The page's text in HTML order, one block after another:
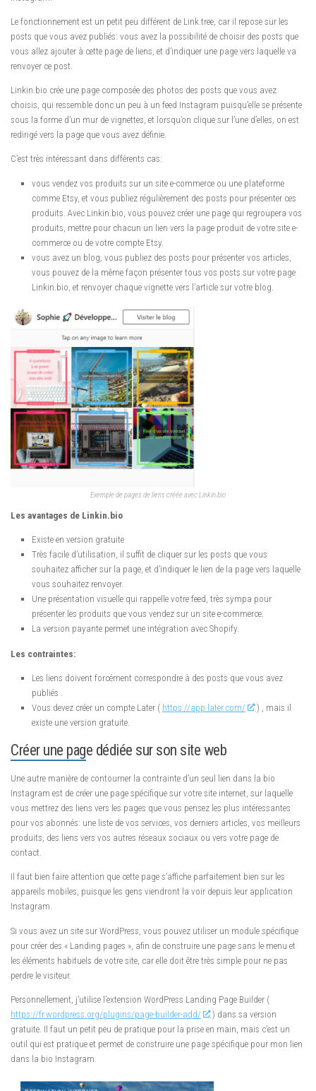
Le fonctionnement est un petit peu différent de Link.tree, car il repose sur les
posts que vous avez publiés: vous avez la possibilité de choisir des posts que
vous allez ajouter à cette page de liens, et d’indiquer une page vers laquelle va
renvoyer ce post.
Linkin.bio crée une page composée des photos des posts que vous avez
choisis, qui ressemble donc un peu à un feed Instagram puisqu’elle se présente
sous la forme d’un mur de vignettes, et lorsqu’on clique sur l’une d’elles, on est
redirigé vers la page que vous avez définie.
C’est très intéressant dans différents cas:
vous vendez vos produits sur un site e-commerce ou une plateforme
comme Etsy, et vous publiez régulièrement des posts pour présenter ces
produits. Avec Linkin.bio, vous pouvez créer une page qui regroupera vos
produits, mettre pour chacun un lien vers la page produit de votre site e-
commerce ou de votre compte Etsy.
vous avez un blog, vous publiez des posts pour présenter vos articles,
vous pouvez de la même façon présenter tous vos posts sur votre page
Linkin.bio, et renvoyer chaque vignette vers l’article sur votre blog.
Exemple de pages de liens créée avec Linkin.bio
Les avantages de Linkin.bio
Existe en version gratuite
Très facile d’utilisation, il suffit de cliquer sur les posts que vous
souhaitez afficher sur la page, et d’indiquer le lien de la page vers laquelle
vous souhaitez renvoyer.
Une présentation visuelle qui rappelle votre feed, très sympa pour
présenter les produits que vous vendez sur un site e-commerce.
La version payante permet une intégration avec Shopify.
Les contraintes:
Les liens doivent forcément correspondre à des posts que vous avez
publiés .
Vous devez créer un compte Later ( https://app.later.com/
) , mais il
existe une version gratuite.
Créer une page dédiée sur son site web
Une autre manière de contourner la contrainte d’un seul lien dans la bio
Instagram est de créer une page spécifique sur votre site internet, sur laquelle
vous mettrez des liens vers les pages que vous pensez les plus intéressantes
pour vos abonnés: une liste de vos services, vos derniers articles, vos meilleurs
produits, des liens vers vos autres réseaux sociaux ou vers votre page de
contact.
Il faut bien faire attention que cette page s’affiche parfaitement bien sur les
appareils mobiles, puisque les gens viendront la voir depuis leur application
Instagram.
Si vous avez un site sur WordPress, vous pouvez utiliser un module spécifique
pour créer des « Landing pages », afin de construire une page sans le menu et
les éléments habituels de votre site, car elle doit être très simple pour ne pas
perdre le visiteur.
Personnellement, j’utilise l’extension WordPress Landing Page Builder (
https://fr.wordpress.org/plugins/page-builder-add/
) dans sa version
gratuite. Il faut un petit peu de pratique pour la prise en main, mais c’est un
outil qui est pratique et permet de construire une page spécifique pour mon lien
dans la bio Instagram.